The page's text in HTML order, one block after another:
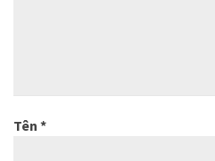
Tên *